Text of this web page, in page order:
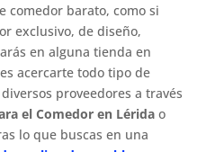
comedor barato, como si
exclusivo, de diseño,
en alguna tienda en
acercarte todo tipo de
proveedores a través
el Comedor en Lérida o
lo que buscas en una